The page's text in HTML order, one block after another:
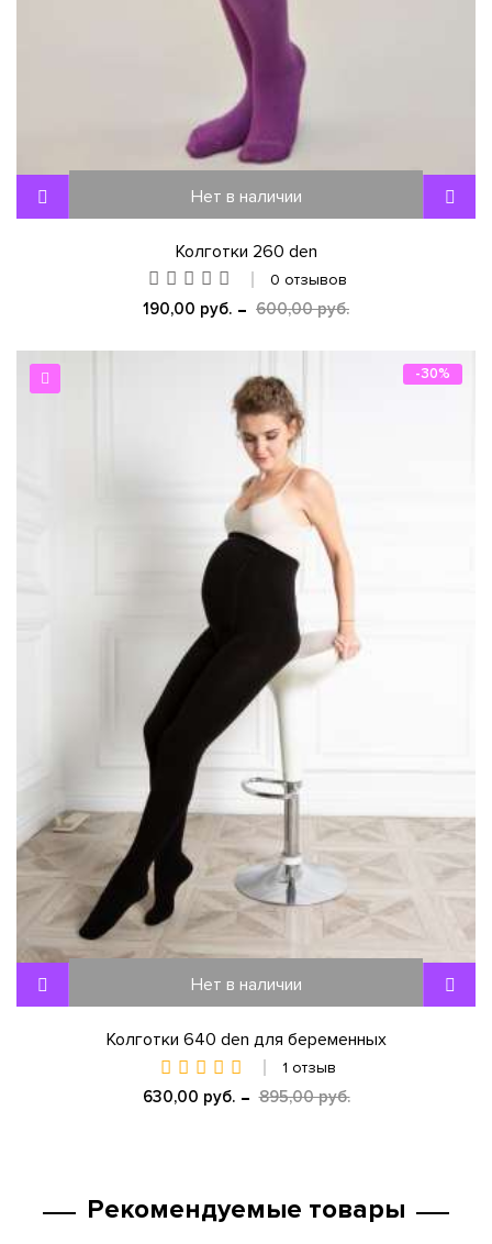
Нет в наличии
Колготки 260 den
0 отзывов
190,00 руб. 600,00 руб.
-30%
Нет в наличии
Колготки 640 den для беременных
1 отзыв
630,00 руб. 895,00 руб.
Рекомендуемые товары